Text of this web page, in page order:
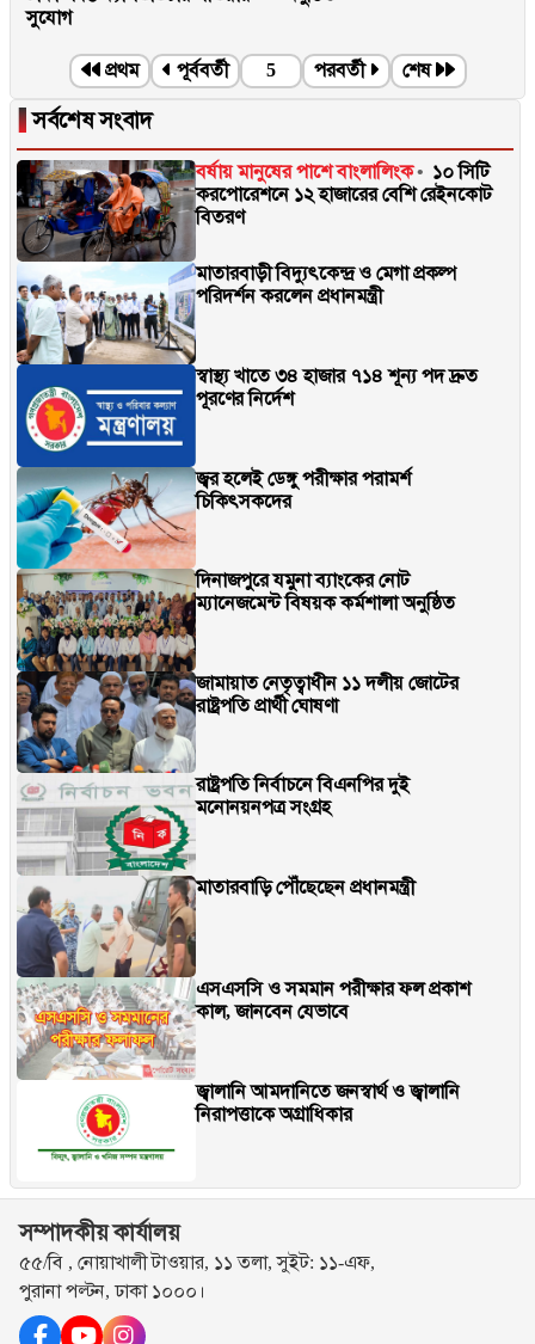
সুযোগ
প্রথম পূর্ববর্তী 5 পরবর্তী শেষ
▐সর্বশেষ সংবাদ
বর্ষায় মানুষের পাশে বাংলালিংক
১০ সিটি
করপোরেশনে ১২ হাজারের বেশি রেইনকোট
বিতরণ
মাতারবাড়ী বিদ্যুৎকেন্দ্র ও মেগা প্রকল্প
পরিদর্শন করলেন প্রধানমন্ত্রী
স্বাস্থ্য খাতে ৩৪ হাজার ৭১৪ শূন্য পদ দ্রুত
পূরণের নির্দেশ
জ্বর হলেই ডেঙ্গু পরীক্ষার পরামর্শ
চিকিৎসকদের
দিনাজপুরে যমুনা ব্যাংকের নোট
ম্যানেজমেন্ট বিষয়ক কর্মশালা অনুষ্ঠিত
জামায়াত নেতৃত্বাধীন ১১ দলীয় জোটের
রাষ্ট্রপতি প্রার্থী ঘোষণা
রাষ্ট্রপতি নির্বাচনে বিএনপির দুই
মনোনয়নপত্র সংগ্রহ
মাতারবাড়ি পৌঁছেছেন প্রধানমন্ত্রী
এসএসসি ও সমমান পরীক্ষার ফল প্রকাশ
কাল, জানবেন যেভাবে
জ্বালানি আমদানিতে জনস্বার্থ ও জ্বালানি
নিরাপত্তাকে অগ্রাধিকার
সম্পাদকীয় কার্যালয়
৫৫/বি , নোয়াখালী টাওয়ার, ১১ তলা, সুইট: ১১-এফ,
পুরানা পল্টন, ঢাকা ১০০০।